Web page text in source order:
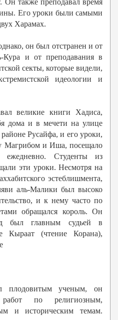
Он также преподавал время
Его уроки были самыми
Харамах.
он был отстранен и от
Кура и от преподавания в
секты, которые видели,
идеологии и
великие книги Хадиса,
дома и в мечети на улице
Русайфа, и его уроки,
Магрибом и Иша, посещало
Студенты из
эти уроки. Несмотря на
эстеблишмента,
аль-Малики был высоко
и к нему часто по
обращался король. Он
был главным судьей в
Кыраат (чтение Корана),
плодовитым ученым, он
по религиозным,
и историческим темам.